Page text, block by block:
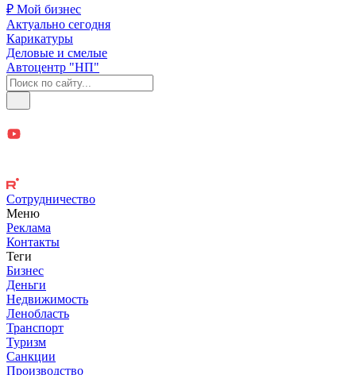
₽ Мой бизнес
Актуально сегодня
Карикатуры
Деловые и смелые
Автоцентр "НП"
Сотрудничество
Меню
Реклама
Контакты
Теги
Бизнес
Деньги
Недвижимость
Ленобласть
Транспорт
Туризм
Санкции
Производство